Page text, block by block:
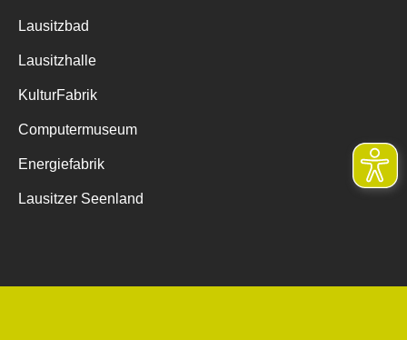
Lausitzbad
Lausitzhalle
KulturFabrik
Computermuseum
Energiefabrik
Lausitzer Seenland